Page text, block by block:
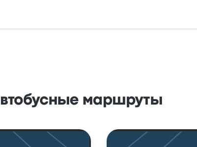
маршруты